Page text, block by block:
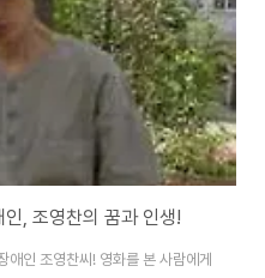
, 조영찬의 꿈과 인생!
인 조영찬씨! 영화를 본 사람에게